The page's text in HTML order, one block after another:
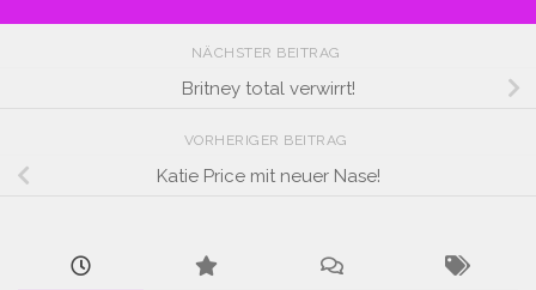
NÄCHSTER BEITRAG
Britney total verwirrt!
VORHERIGER BEITRAG
Katie Price mit neuer Nase!